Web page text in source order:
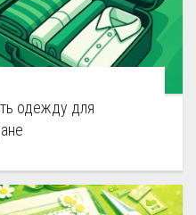
одежду для